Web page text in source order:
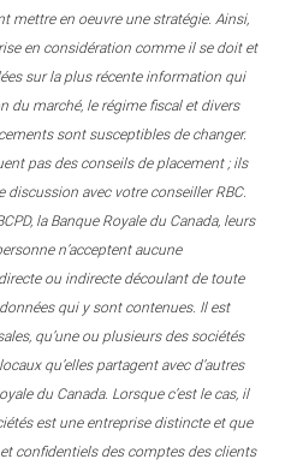
mettre en oeuvre une stratégie. Ainsi,
en considération comme il se doit et
sur la plus récente information qui
du marché, le régime fiscal et divers
sont susceptibles de changer.
pas des conseils de placement ; ils
discussion avec votre conseiller RBC.
la Banque Royale du Canada, leurs
n’acceptent aucune
ou indirecte découlant de toute
qui y sont contenues. Il est
qu’une ou plusieurs des sociétés
qu’elles partagent avec d’autres
du Canada. Lorsque c’est le cas, il
est une entreprise distincte et que
confidentiels des comptes des clients